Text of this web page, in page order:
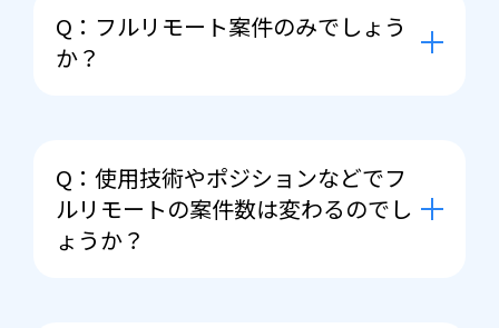
Q：フルリモート案件のみでしょう
か？
案件をお探しさせていただくのです
が、ご紹介できる案件の幅によっては
初期出社や定期出社（リモートと出社
併用）をご相談させて頂くこともござ
Q：使用技術やポジションなどでフ
ルリモートの案件数は変わるのでし
ょうか？